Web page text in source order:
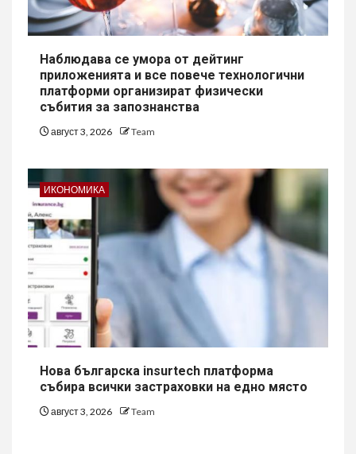
Наблюдава се умора от дейтинг
приложенията и все повече технологични
платформи организират физически
събития за запознанства
август 3, 2026 Team
ИКОНОМИКА
Нова българска insurtech платформа
събира всички застраховки на едно място
август 3, 2026 Team